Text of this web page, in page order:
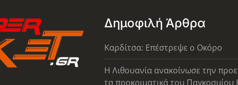
Δημοφιλή Άρθρα
Καρδίτσα: Επέστρεψε ο Οκόρο
Η Λιθουανία ανακοίνωσε την
τα προκριματικά του Παγκοσμίου